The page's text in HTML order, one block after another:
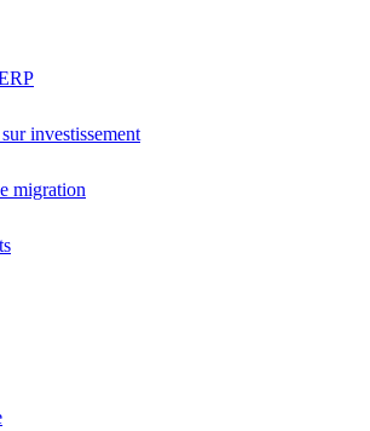
investissement
migration